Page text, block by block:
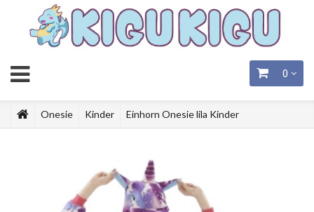
0
Onesie Kinder Einhorn Onesie lila Kinder